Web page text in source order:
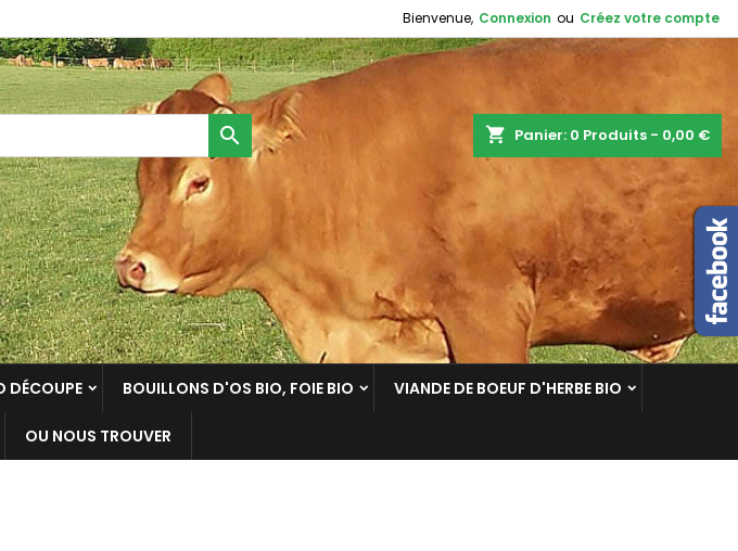
Bienvenue, Connexion ou Créez votre compte
shopping_cart Panier: 0 Produits - 0,00 €

DÉCOUPE BOUILLONS D'OS BIO, FOIE BIO VIANDE DE BOEUF D'HERBE BIO
OU NOUS TROUVER